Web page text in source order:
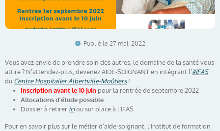
Publié le 27 mai, 2022
Vous avez envie de prendre soin des autres, le domaine de la santé vous
attire ? N’attendez-plus, devenez AIDE-SOIGNANT en intégrant l’#IFAS
du Centre Hospitalier Albertville-Moûtiers!
Inscription avant le 10 juin pour la rentrée de septembre 2022
Allocations d’étude possible
Dossier à retirer iciou sur place à l’IFAS
Pour en savoir plus sur le métier d’aide-soignant, l’Institut de formation